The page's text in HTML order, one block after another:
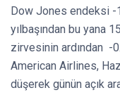
Dow Jones endeksi -
yılbaşından bu yana
zirvesinin ardından -
American Airlines,
düşerek günün açık